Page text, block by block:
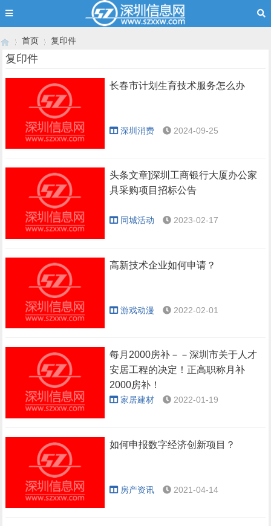
首页
›
复印件
复印件
长春市计划生育技术服务怎么办
深圳消费 2024-09-25
头条文章]深圳工商银行大厦办公家
具采购项目招标公告
同城活动 2023-02-17
高新技术企业如何申请？
游戏动漫 2022-02-01
每月2000房补－－深圳市关于人才
安居工程的决定！正高职称月补
2000房补！
家居建材 2022-01-19
如何申报数字经济创新项目？
房产资讯 2021-04-14